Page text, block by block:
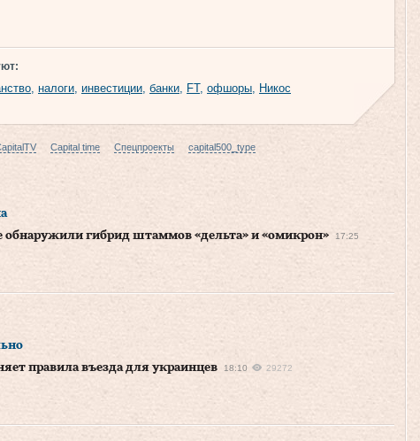
, налоги, инвестиции, банки, FT, офшоры, Никос
Capital time Спецпроекты capital500_type
обнаружили гибрид штаммов «дельта» и «омикрон»
17:25
правила въезда для украинцев
18:10 29272